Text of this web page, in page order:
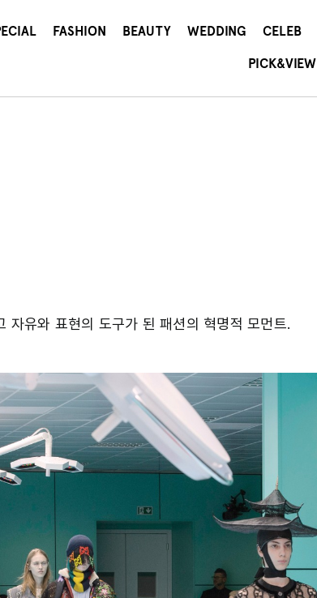
FASHION BEAUTY WEDDING CELEB
PICK&VIEW
자유와 표현의 도구가 된 패션의 혁명적 모먼트.